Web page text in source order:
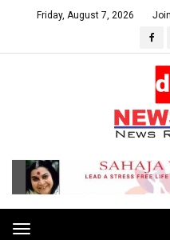
Friday, August 7, 2026
Toggle